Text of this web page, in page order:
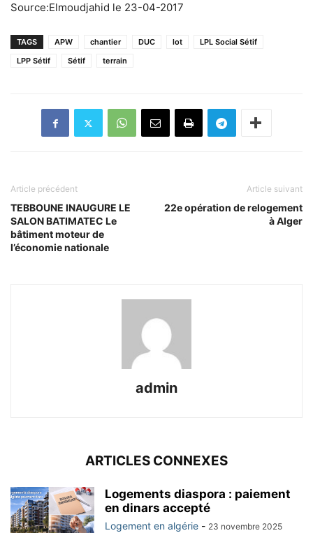
Source:Elmoudjahid le 23-04-2017
TAGS APW chantier DUC lot
LPL Social Sétif
LPP Sétif
Sétif terrain
Article précédent
TEBBOUNE INAUGURE LE
SALON BATIMATEC Le
bâtiment moteur de
l’économie nationale
Article suivant
22e opération de relogement
à Alger
admin
ARTICLES CONNEXES
Logements diaspora : paiement
en dinars accepté
Logement en algérie - 23 novembre 2025